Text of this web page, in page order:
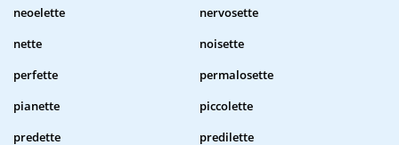
neoelette
nervosette
nette
noisette
perfette
permalosette
pianette
piccolette
predette
predilette